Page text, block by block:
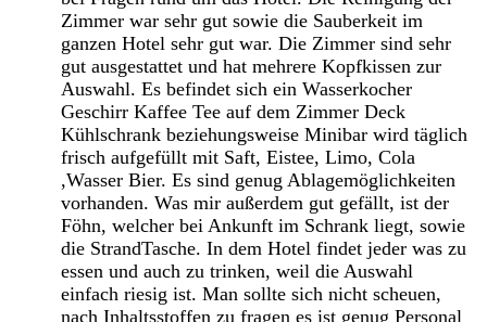
Zimmer war sehr gut sowie die Sauberkeit im
ganzen Hotel sehr gut war. Die Zimmer sind sehr
gut ausgestattet und hat mehrere Kopfkissen zur
Auswahl. Es befindet sich ein Wasserkocher
Geschirr Kaffee Tee auf dem Zimmer Deck
Kühlschrank beziehungsweise Minibar wird täglich
frisch aufgefüllt mit Saft, Eistee, Limo, Cola
,Wasser Bier. Es sind genug Ablagemöglichkeiten
vorhanden. Was mir außerdem gut gefällt, ist der
Föhn, welcher bei Ankunft im Schrank liegt, sowie
die StrandTasche. In dem Hotel findet jeder was zu
essen und auch zu trinken, weil die Auswahl
einfach riesig ist. Man sollte sich nicht scheuen,
nach Inhaltsstoffen zu fragen es ist genug Personal